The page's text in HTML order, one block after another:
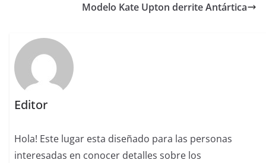
Modelo Kate Upton derrite Antártica
Editor
Hola! Este lugar esta diseñado para las personas
interesadas en conocer detalles sobre los